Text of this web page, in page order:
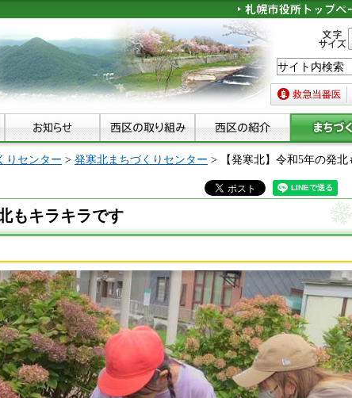
文字サイズ
救急当番医
りセンター > 発寒北まちづくりセンター > 【発寒北】令和5年の発北
もキラキラです